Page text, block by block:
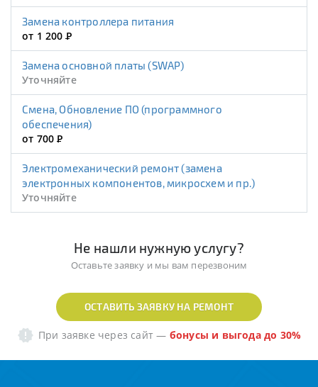
Замена контроллера питания
от 1 200Р
Замена основной платы (SWAP)
Уточняйте
Смена, Обновление ПО (программного
обеспечения)
от 700Р
Электромеханический ремонт (замена
электронных компонентов, микросхем и пр.)
Уточняйте
Не нашли нужную услугу?
Оставьте заявку и мы вам перезвоним
ОСТАВИТЬ ЗАЯВКУ НА РЕМОНТ
При заявке через сайт — бонусы и выгода до 30%